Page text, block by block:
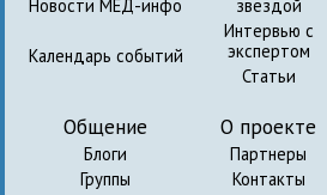
Новости МЕД-инфо
Календарь событий
звездой
Интервью с
экспертом
Статьи
Общение
Блоги
Группы
О проекте
Партнеры
Контакты